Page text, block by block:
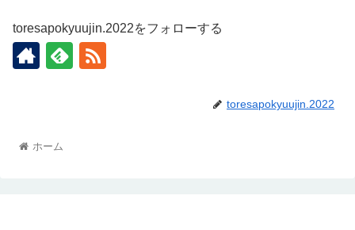
toresapokyuujin.2022をフォローする
toresapokyuujin.2022
ホーム